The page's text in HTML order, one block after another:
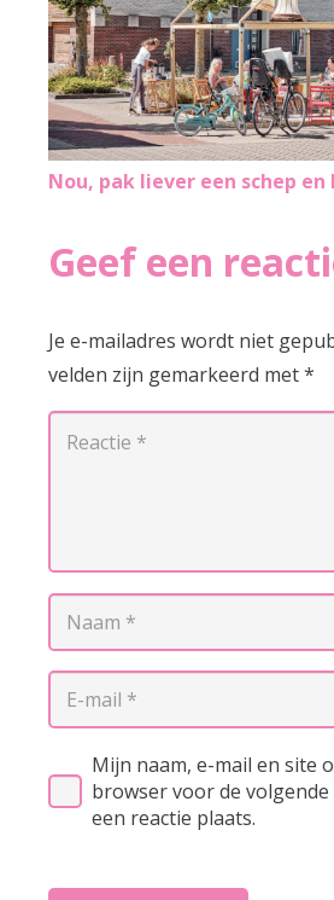
Nou, pak liever een schep
Geef een
Je e-mailadres wordt niet
velden zijn gemarkeerd met*
Mijn naam, e-mail en site
browser voor de
een reactie plaats.